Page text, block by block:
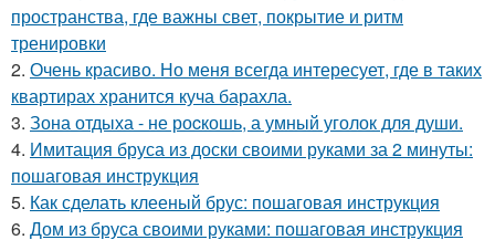
пространства, где важны свет, покрытие и ритм
тренировки
2. Очень красиво. Но меня всегда интересует, где в таких
квартирах хранится куча барахла.
3. Зона отдыха - не роcкошь, а умный уголок для души.
4. Имитация бруса из доски своими руками за 2 минуты:
пошаговая инструкция
5. Как сделать клееный брус: пошаговая инструкция
6. Дом из бруса своими руками: пошаговая инструкция